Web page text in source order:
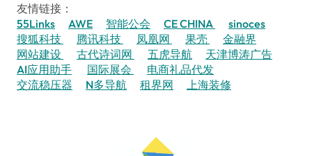
友情链接：
55Links
AWE 智能公会 CE CHINA
sinoces
搜狐科技
腾讯科技 凤凰网 果壳
金融界
网站建设
古代诗词网 五虎导航
天津博涛广告
AI应用助手
国际展会
电商礼品代发
交流稳压器
N多导航 租界网 上海装修